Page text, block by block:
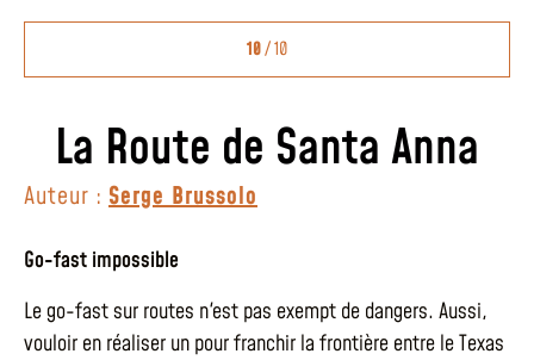
10/ 10
La Route de Santa Anna
Auteur : Serge Brussolo
Go-fast impossible
Le go-fast sur routes n'est pas exempt de dangers. Aussi,
vouloir en réaliser un pour franchir la frontière entre le Texas